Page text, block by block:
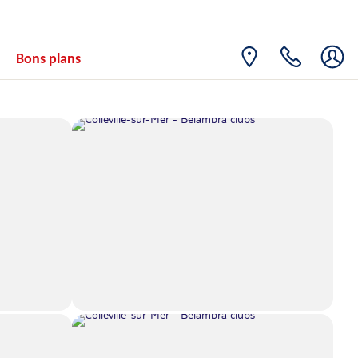
Bons plans